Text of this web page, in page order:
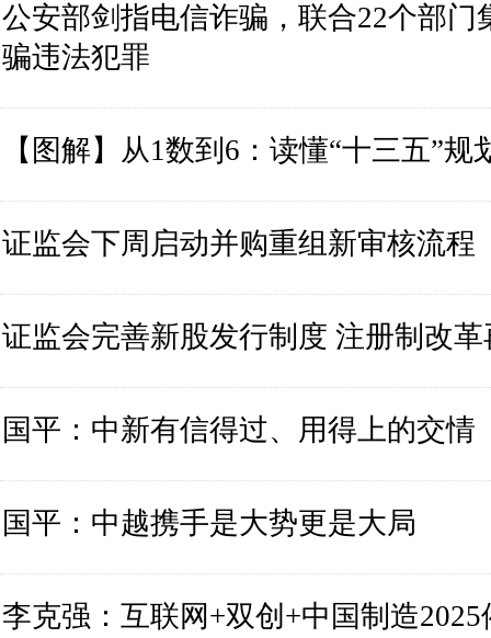
公安部剑指电信诈骗，联合22个部门
骗违法犯罪
【图解】从1数到6：读懂“十三五”规
证监会下周启动并购重组新审核流程
证监会完善新股发行制度 注册制改
国平：中新有信得过、用得上的交情
国平：中越携手是大势更是大局
李克强：互联网+双创+中国制造2025